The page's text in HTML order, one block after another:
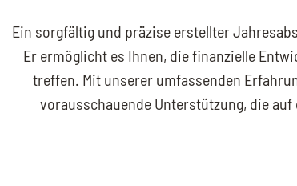
Ein sorgfältig und präzise erstellter
Er ermöglicht es Ihnen, die finanzielle
treffen. Mit unserer umfassenden
vorausschauende Unterstützung, die